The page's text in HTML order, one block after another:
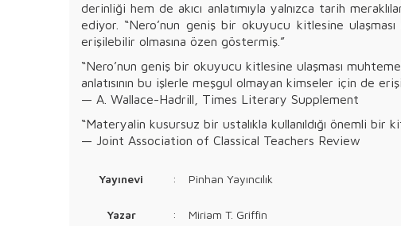
derinliği hem de akıcı anlatımıyla yalnızca tarih
ediyor. “Nero’nun geniş bir okuyucu kitlesine
erişilebilir olmasına özen göstermiş.”
“Nero’nun geniş bir okuyucu kitlesine ulaşması
anlatısının bu işlerle meşgul olmayan kimseler için de
— A. Wallace-Hadrill, Times Literary Supplement
“Materyalin kusursuz bir ustalıkla kullanıldığı önemli bir
— Joint Association of Classical Teachers Review
Yayınevi : Pinhan Yayıncılık
Yazar : Miriam T. Griffin